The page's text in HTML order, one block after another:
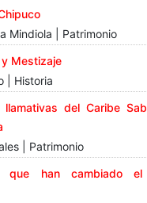
Mindiola | Patrimonio
Mestizaje
| Historia
llamativas del Caribe
| Patrimonio
que han cambiado el